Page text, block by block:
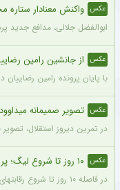
عکس واکنش معنادار ستاره
ابوالفضل جلالی، مدافع
عکس از جانشین رامین
با پایان پرونده رامین
عکس تصویر صمیمانه
در تمرین دیروز استقلال،
عکس ۱۰ روز تا شروع لیگ؛ پرسپولیس با نقایص اساسی در ترکیب + عکس
در فاصله ۱۰ روز تا شروع رقابتهای فصل جدید فوتبال ایران، پرسپولیس پنج جای خالی در فهرست بزرگسالان خود می‌بیند و البته نقایصی که در صورت عدم تکمیل تیم، میتواند آسیب بزرگی را در طول فصل به این تیم بزند. سرخپوشان در این پنجره نقل و انتقالات ۸ خرید را انجام دادند اما باتوجه به ضعف اسکواد فصل گذشته و همچنین کنار گذاشتن شش بازیکن، همچنان چند پست در تیم پرسپولیس خالی است.